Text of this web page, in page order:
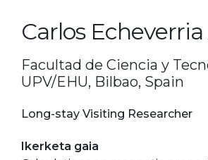
Carlos
Facultad de Ciencia y
UPV/EHU, Bilbao, Spain
Long-stay Visiting Researcher
Ikerketa gaia